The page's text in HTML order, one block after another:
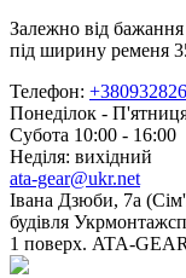
Залежно від
під ширину ременя
Телефон:
Понеділок -
Субота 10:00 - 16:00
Неділя: вихідний
ata-gear@ukr.net
Івана Дзюби, 7а
будівля
1 поверх. ATA-GEAR